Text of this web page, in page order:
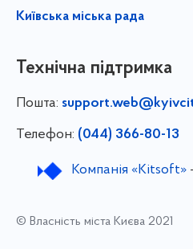
Київська міська рада
Технічна підтримка
Пошта:
Телефон: (044) 366-80-13
Компанія «Kitsoft»
© Власність міста Києва 2021